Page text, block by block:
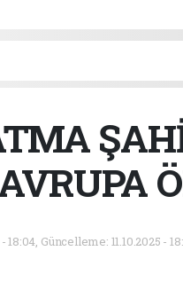
- 18:04, Güncelleme: 11.10.2025 -